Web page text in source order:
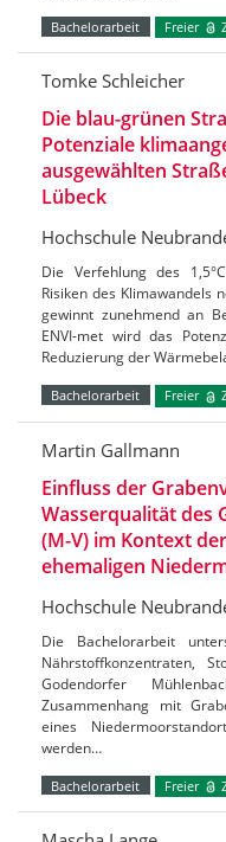
Bachelorarbeit Freier
Tomke Schleicher
Die blau-grünen
Potenziale
ausgewählten
Lübeck
Hochschule
Die Verfehlung des
Risiken des Klimawandels
gewinnt zunehmend an
ENVI-met wird das
Reduzierung der
Bachelorarbeit Freier
Martin Gallmann
Einfluss der
Wasserqualität des
(M-V) im Kontext
ehemaligen
Hochschule
Die Bachelorarbeit
Nährstoffkonzentraten,
Godendorfer
Zusammenhang mit
eines
werden…
Bachelorarbeit Freier